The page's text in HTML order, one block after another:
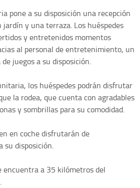
pone a su disposición una recepción
y una terraza. Los huéspedes
y entretenidos momentos
al personal de entretenimiento, un
juegos a su disposición.
los huéspedes podrán disfrutar
la rodea, que cuenta con agradables
y sombrillas para su comodidad.
en coche disfrutarán de
su disposición.
encuentra a 35 kilómetros del